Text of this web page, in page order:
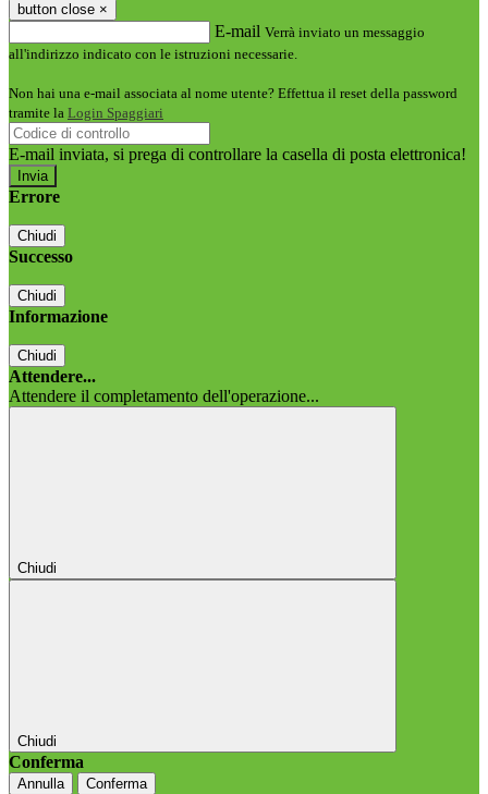
button close ×
E-mail Verrà inviato un messaggio
all'indirizzo indicato con le istruzioni necessarie.
Non hai una e-mail associata al nome utente? Effettua il reset della password
tramite la Login Spaggiari
E-mail inviata, si prega di controllare la casella di posta elettronica!
Errore
Chiudi
Successo
Chiudi
Informazione
Chiudi
Attendere...
Attendere il completamento dell'operazione...
Chiudi
Chiudi
Conferma
Annulla Conferma